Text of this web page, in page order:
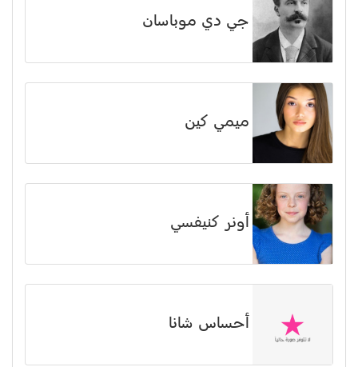
جي دي موباسان
ميمي كين
أونر كنيفسي
أحساس شانا